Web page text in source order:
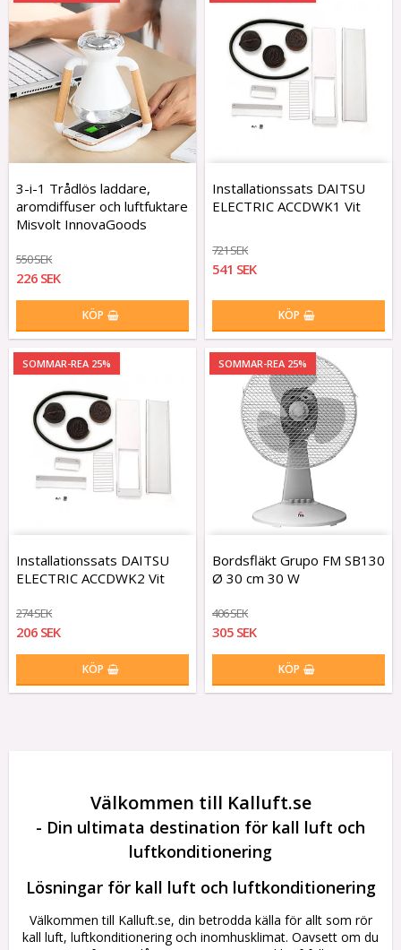
3-i-1 Trådlös laddare,
aromdiffuser och luftfuktare
Misvolt InnovaGoods
550 SEK
226 SEK
KÖP
Installationssats DAITSU
ELECTRIC ACCDWK1 Vit
721 SEK
541 SEK
KÖP
SOMMAR-REA 25%
Installationssats DAITSU
ELECTRIC ACCDWK2 Vit
274 SEK
206 SEK
KÖP
SOMMAR-REA 25%
Bordsfläkt Grupo FM SB130
Ø 30 cm 30 W
406 SEK
305 SEK
KÖP
Välkommen till Kalluft.se
- Din ultimata destination för kall luft och
luftkonditionering
Lösningar för kall luft och luftkonditionering
Välkommen till Kalluft.se, din betrodda källa för allt som rör
kall luft, luftkonditionering och inomhusklimat. Oavsett om du